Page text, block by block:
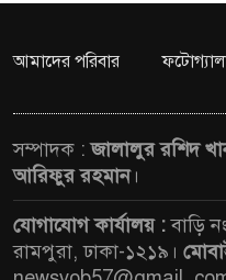
আমাদের পরিবার
সম্পাদক :জালালুর রশিদ
আরিফুর রহমান।
যোগাযোগ কার্যালয় :বাড়ি
রামপুরা, ঢাকা-১২১৯।